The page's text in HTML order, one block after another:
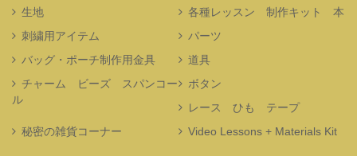
生地
各種レッスン 制作キット 本
刺繍用アイテム
パーツ
バッグ・ポーチ制作用金具
道具
チャーム ビーズ スパンコー
ル
ボタン
レース ひも テープ
秘密の雑貨コーナー
Video Lessons + Materials Kit